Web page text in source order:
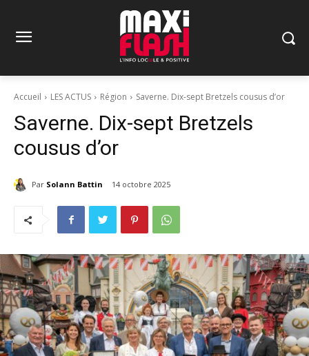
Accueil LES ACTUS Région Saverne. Dix-sept Bretzels cousus d’or
Saverne. Dix-sept Bretzels
cousus d’or
Par Solann Battin 14 octobre 2025